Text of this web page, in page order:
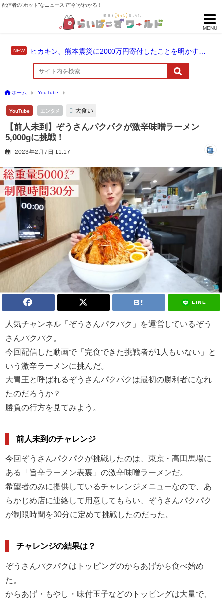
配信者の“ホット”なニュースで“今”がわかる！
MENU
ホーム YouTube
YouTube エンタメ 大食い
【前人未到】ぞうさんパクパクが激辛味噌ラーメン
5,000gに挑戦！
2023年2月7日 11:17
LINE
人気チャンネル「ぞうさんパクパク」を運営しているぞう
さんパクパク。
今回配信した動画で「完食できた挑戦者が1人もいない」と
いう激辛ラーメンに挑んだ。
大胃王と呼ばれるぞうさんパクパクは最初の勝利者になれ
たのだろうか？
勝負の行方を見てみよう。
前人未到のチャレンジ
今回ぞうさんパクパクが挑戦したのは、東京・高田馬場に
ある「旨辛ラーメン表裏」の激辛味噌ラーメンだ。
希望者のみに提供しているチャレンジメニューなので、あ
らかじめ店に連絡して用意してもらい、ぞうさんパクパク
が制限時間を30分に定めて挑戦したのだった。
チャレンジの結果は？
ぞうさんパクパクはトッピングのからあげから食べ始め
た。
からあげ・もやし・味付玉子などのトッピングは大量で、